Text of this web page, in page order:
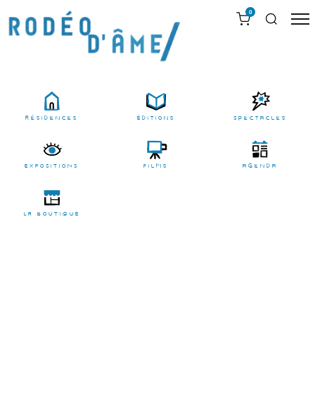
0
résidences Éditions Spectacles
EXPOSITIONS films agenda
LA BOUTIQUE